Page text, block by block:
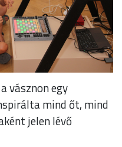
vásznon egy
mind őt, mind
jelen lévő